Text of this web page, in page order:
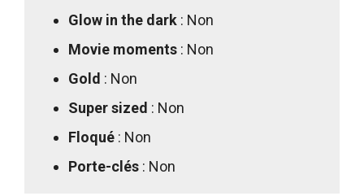
Glow in the dark : Non
Movie moments : Non
Gold : Non
Super sized : Non
Floqué : Non
Porte-clés : Non